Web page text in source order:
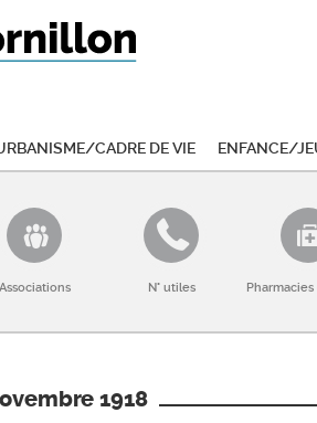
Cadre de vie Enfance/
Associations N° utiles
1918